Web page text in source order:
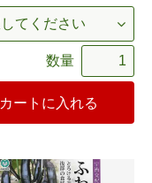
数量
カートに入れる